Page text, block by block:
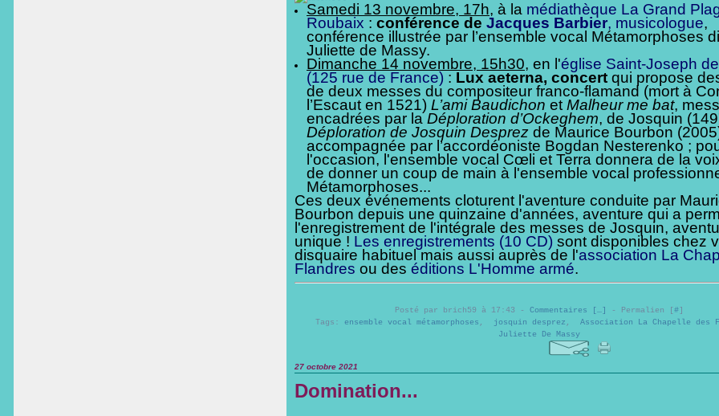
Samedi 13 novembre, 17h, à la médiathèque La Grand
Roubaix : conférence de Jacques Barbier, musicologue,
conférence illustrée par l’ensemble vocal Métamorphoses
Juliette de Massy.
Dimanche 14 novembre, 15h30, en l'église Saint-Joseph
(125 rue de France) : Lux aeterna, concert qui propose
de deux messes du compositeur franco-flamand (mort à
l’Escaut en 1521) L’ami Baudichon et Malheur me bat,
encadrées par laDéploration d’Ockeghem, de Josquin
Déploration de Josquin Desprez de Maurice Bourbon
accompagnée par l’accordéoniste Bogdan Nesterenko ;
l'occasion, l'ensemble vocal Cœli et Terra donnera de la
de donner un coup de main à l'ensemble vocal
Métamorphoses...
Ces deux événements cloturent l'aventure conduite par
Bourbon depuis une quinzaine d'années, aventure qui a
l'enregistrement de l'intégrale des messes de Josquin,
unique ! Les enregistrements (10 CD) sont disponibles chez
disquaire habituel mais aussi auprès de l'association La
Flandres ou des éditions L'Homme armé.
Posté par brich59 à 17:43 - Commentaires […] - Permalien [#]
Tags: ensemble vocal métamorphoses , josquin desprez , Association La Chapelle des
Juliette De Massy
27 octobre 2021
Domination...